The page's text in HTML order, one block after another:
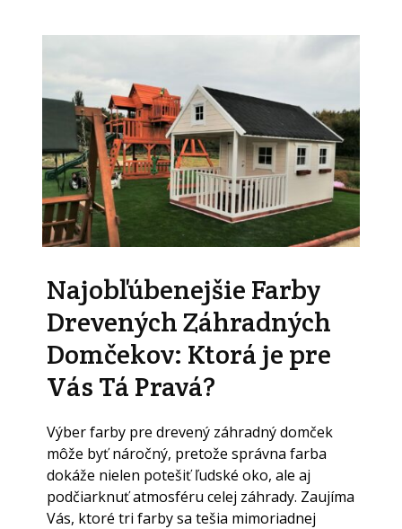
Najobľúbenejšie Farby
Drevených Záhradných
Domčekov: Ktorá je pre
Vás Tá Pravá?
Výber farby pre drevený záhradný domček
môže byť náročný, pretože správna farba
dokáže nielen potešiť ľudské oko, ale aj
podčiarknuť atmosféru celej záhrady. Zaujíma
Vás, ktoré tri farby sa tešia mimoriadnej